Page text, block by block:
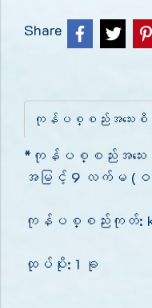
Share
ကုန်ပစ္စည်းအသေး
*ကုန်ပစ္စည်းအသေး
အမြင့် 9 လက်မ (ဝ
ကုန်ပစ္စည်းကုတ်:
ထုပ်ပိုး: 1 ခု